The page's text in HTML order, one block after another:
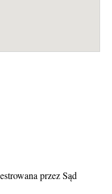
z o.o.
przez Sąd